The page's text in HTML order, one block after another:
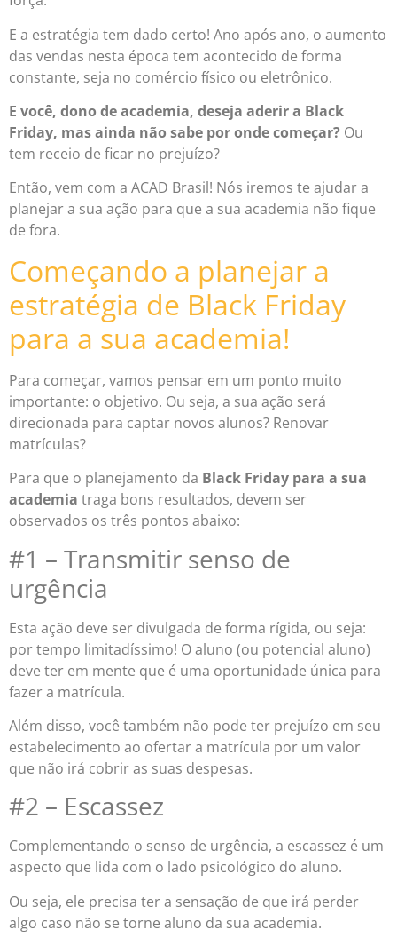
E a estratégia tem dado certo! Ano após ano, o aumento
das vendas nesta época tem acontecido de forma
constante, seja no comércio físico ou eletrônico.
E você, dono de academia, deseja aderir a Black
Friday, mas ainda não sabe por onde começar? Ou
tem receio de ficar no prejuízo?
Então, vem com a ACAD Brasil! Nós iremos te ajudar a
planejar a sua ação para que a sua academia não fique
de fora.
Começando a planejar a
estratégia de Black Friday
para a sua academia!
Para começar, vamos pensar em um ponto muito
importante: o objetivo. Ou seja, a sua ação será
direcionada para captar novos alunos? Renovar
matrículas?
Para que o planejamento da Black Friday para a sua
academia traga bons resultados, devem ser
observados os três pontos abaixo:
#1 – Transmitir senso de
urgência
Esta ação deve ser divulgada de forma rígida, ou seja:
por tempo limitadíssimo! O aluno (ou potencial aluno)
deve ter em mente que é uma oportunidade única para
fazer a matrícula.
Além disso, você também não pode ter prejuízo em seu
estabelecimento ao ofertar a matrícula por um valor
que não irá cobrir as suas despesas.
#2 – Escassez
Complementando o senso de urgência, a escassez é um
aspecto que lida com o lado psicológico do aluno.
Ou seja, ele precisa ter a sensação de que irá perder
algo caso não se torne aluno da sua academia.